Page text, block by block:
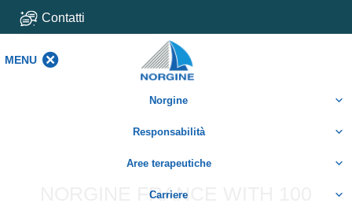
Contatti
MENU
Norgine
Responsabilità
Aree terapeutiche
Carriere
NORGINE FRANCE WITH 100